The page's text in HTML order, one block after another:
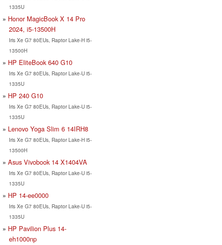
1335U
Honor MagicBook X 14 Pro
2024, i5-13500H
Iris Xe G7 80EUs, Raptor Lake-H i5-
13500H
HP EliteBook 640 G10
Iris Xe G7 80EUs, Raptor Lake-U i5-
1335U
HP 240 G10
Iris Xe G7 80EUs, Raptor Lake-U i5-
1335U
Lenovo Yoga Slim 6 14IRH8
Iris Xe G7 80EUs, Raptor Lake-H i5-
13500H
Asus Vivobook 14 X1404VA
Iris Xe G7 80EUs, Raptor Lake-U i5-
1335U
HP 14-ee0000
Iris Xe G7 80EUs, Raptor Lake-U i5-
1335U
HP Pavilion Plus 14-
eh1000np